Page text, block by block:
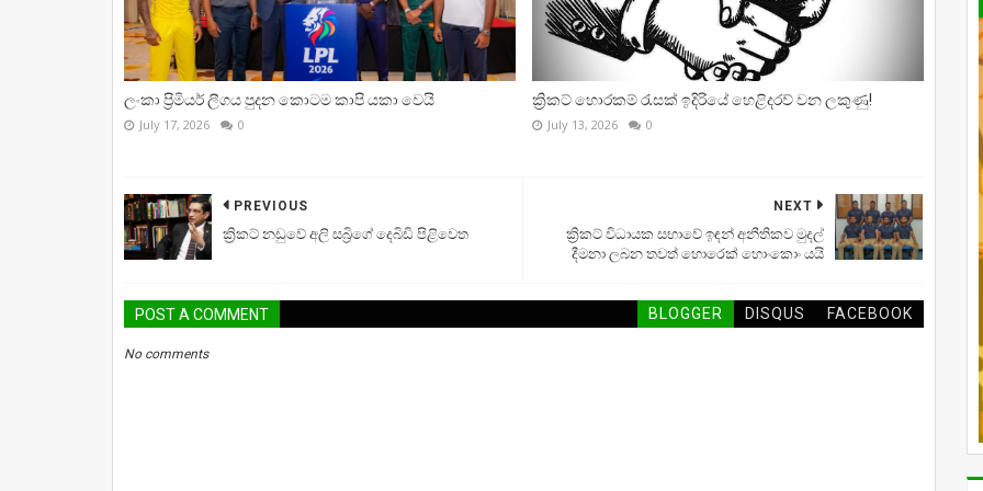
ලංකා ප්‍රිමියර් ලීගය පුදන කොටම කාපි යකා වෙයි
July 17, 2026 0
ක්‍රිකට් හොරකම් රැසක් ඉදිරියේ හෙළිදරව් වන ලකුණු!
July 13, 2026 0
NEXT
ක්‍රිකට් විධායක සභාවේ ඉඳන් අනීතිකව මුදල්
දීමනා ලබන තවත් හොරෙක් හොංකොං යයි
PREVIOUS
ක්‍රිකට් නඩුවේ අලි සබ්‍රිගේ දෙබිඩි පිළිවෙත
POST A COMMENT BLOGGER DISQUS FACEBOOK
No comments